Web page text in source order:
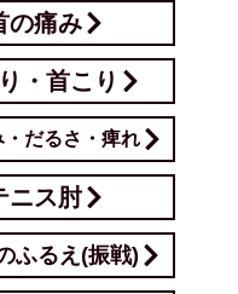
の痛み
・首こり
・だるさ・痺れ
ニス肘
ふるえ(振戦)